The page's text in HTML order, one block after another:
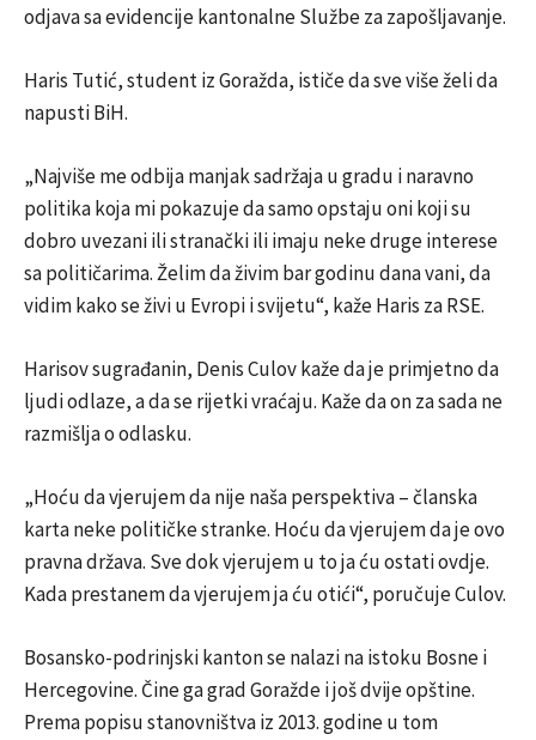
odjava sa evidencije kantonalne Službe za zapošljavanje.
Haris Tutić, student iz Goražda, ističe da sve više želi da
napusti BiH.
„Najviše me odbija manjak sadržaja u gradu i naravno
politika koja mi pokazuje da samo opstaju oni koji su
dobro uvezani ili stranački ili imaju neke druge interese
sa političarima. Želim da živim bar godinu dana vani, da
vidim kako se živi u Evropi i svijetu“, kaže Haris za RSE.
Harisov sugrađanin, Denis Culov kaže da je primjetno da
ljudi odlaze, a da se rijetki vraćaju. Kaže da on za sada ne
razmišlja o odlasku.
„Hoću da vjerujem da nije naša perspektiva – članska
karta neke političke stranke. Hoću da vjerujem da je ovo
pravna država. Sve dok vjerujem u to ja ću ostati ovdje.
Kada prestanem da vjerujem ja ću otići“, poručuje Culov.
Bosansko-podrinjski kanton se nalazi na istoku Bosne i
Hercegovine. Čine ga grad Goražde i još dvije opštine.
Prema popisu stanovništva iz 2013. godine u tom